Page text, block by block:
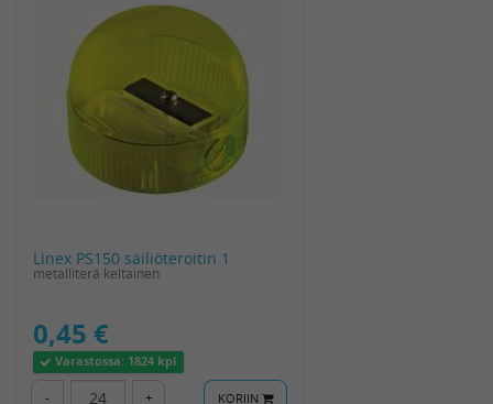
Linex PS150 säiliöteroitin 1
metalliterä keltainen
0,45 €
Varastossa: 1824 kpl
- + KORIIN